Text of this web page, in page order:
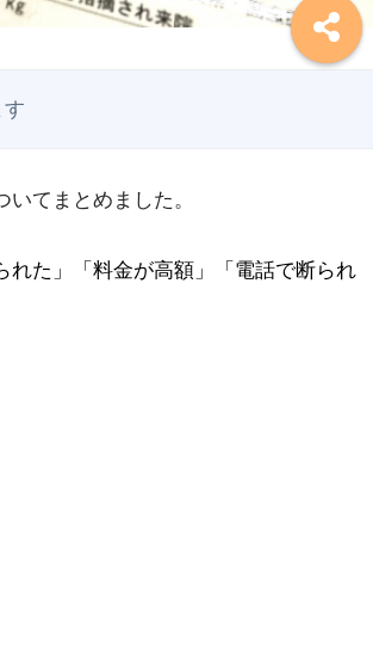
てまとめました。
れた」「料金が高額」「電話で断られ